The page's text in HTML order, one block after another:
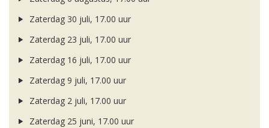
Zaterdag 30 juli, 17.00 uur
Zaterdag 23 juli, 17.00 uur
Zaterdag 16 juli, 17.00 uur
Zaterdag 9 juli, 17.00 uur
Zaterdag 2 juli, 17.00 uur
Zaterdag 25 juni, 17.00 uur